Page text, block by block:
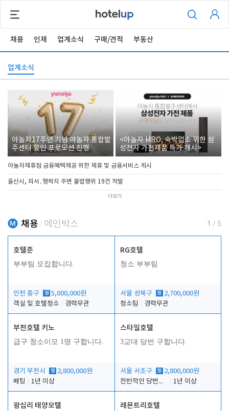
채용 인재 업계소식 구매/견적 부동산
업계소식
야놀자17주년 기념 야놀자 통합발
주센터 할인 프로모션 진행
<야놀자 MRO, 숙박업소 위한 삼
성전자 가전제품 특가 개시>
야놀자제휴점 금융혜택제공 위한 제휴 및 금융서비스 게시
울산시, 피서․행락지 주변 불법행위 19건 적발
더보기
채용 메인박스 1 / 5
호텔준
부부팀 모집합니다.
인천 중구 월 5,000,000원
객실 및 호텔청소
경력무관
RG호텔
청소 부부팀
서울 성북구 월 2,700,000원
청소팀
경력무관
부천호텔 키노
급구 청소이모 1명 구합니다.
경기 부천시 월 2,800,000원
베팅
1년 이상
스타일호텔
3교대 당번 구합니다.
서울 서초구 월 2,800,000원
전반적인 당번업무
1년 이상
왕십리 태양모텔 레몬트리호텔